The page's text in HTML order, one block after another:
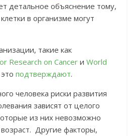
детальное объяснение тому,
в организме могут
такие как
Research on Cancer и World
этоподтверждают.
человека риски развития
зависят от целого
из них невозможно
Другие факторы,